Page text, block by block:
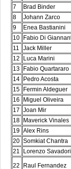
7
Brad Binder
8
Johann Zarco
9
Enea Bastianini
10
Fabio Di
11
Jack Miller
12
Luca Marini
13
Fabio Quartararo
14
Pedro Acosta
15
Fermin Aldeguer
16
Miguel Oliveira
17
Joan Mir
18
Maverick Vinales
19 Alex Rins
20 Somkiat Chantra
21
Lorenzo Savadori
22 Raul Fernandez